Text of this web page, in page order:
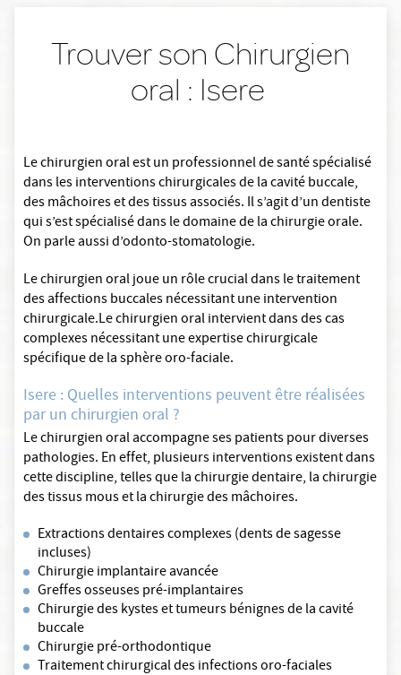
Trouver son Chirurgien
oral : Isere
Le chirurgien oral est un professionnel de santé spécialisé
dans les interventions chirurgicales de la cavité buccale,
des mâchoires et des tissus associés. Il s’agit d’un dentiste
qui s’est spécialisé dans le domaine de la chirurgie orale.
On parle aussi d’odonto-stomatologie.
Le chirurgien oral joue un rôle crucial dans le traitement
des affections buccales nécessitant une intervention
chirurgicale.Le chirurgien oral intervient dans des cas
complexes nécessitant une expertise chirurgicale
spécifique de la sphère oro-faciale.
Isere : Quelles interventions peuvent être réalisées
par un chirurgien oral ?
Le chirurgien oral accompagne ses patients pour diverses
pathologies. En effet, plusieurs interventions existent dans
cette discipline, telles que la chirurgie dentaire, la chirurgie
des tissus mous et la chirurgie des mâchoires.
Extractions dentaires complexes (dents de sagesse
incluses)
Chirurgie implantaire avancée
Greffes osseuses pré-implantaires
Chirurgie des kystes et tumeurs bénignes de la cavité
buccale
Chirurgie pré-orthodontique
Traitement chirurgical des infections oro-faciales